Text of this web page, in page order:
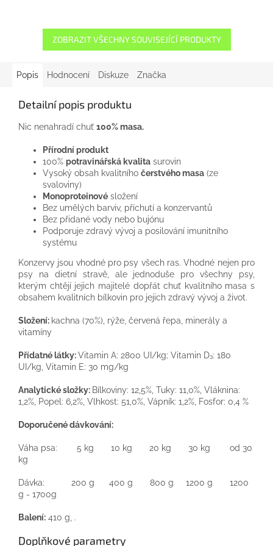
ZOBRAZIT VŠECHNY SOUVISEJÍCÍ PRODUKTY
Popis Hodnocení Diskuze Značka
Detailní popis produktu
Nic nenahradí chuť 100% masa.
Přírodní produkt
100% potravinářská kvalita surovin
Vysoký obsah kvalitního čerstvého masa (ze
svaloviny)
Monoproteinové složení
Bez umělých barviv, příchutí a konzervantů
Bez přidané vody nebo bujónu
Podporuje zdravý vývoj a posilování imunitního
systému
Konzervy jsou vhodné pro psy všech ras. Vhodné nejen pro
psy na dietní stravě, ale jednoduše pro všechny psy,
kterým chtějí jejich majitelé dopřát chuť kvalitního masa s
obsahem kvalitních bílkovin pro jejich zdravý vývoj a život.
Složení: kachna (70%), rýže, červená řepa, minerály a
vitamíny
Přídatné látky:Vitamin A: 2800 UI/kg; Vitamin D₃: 180
UI/kg, Vitamin E: 30 mg/kg
Analytické složky: Bílkoviny: 12,5%, Tuky: 11,0%, Vláknina:
1,2%, Popel: 6,2%, Vlhkost: 51,0%, Vápník: 1,2%, Fosfor: 0,4 %
Doporučené dávkování:
Váha psa: 5 kg 10 kg 20 kg 30 kg od 30
kg
Dávka: 200 g 400 g 800 g 1200 g 1200
g - 1700g
Balení: 410 g, .
Doplňkové parametry